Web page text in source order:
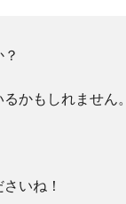
かもしれません。
いね！